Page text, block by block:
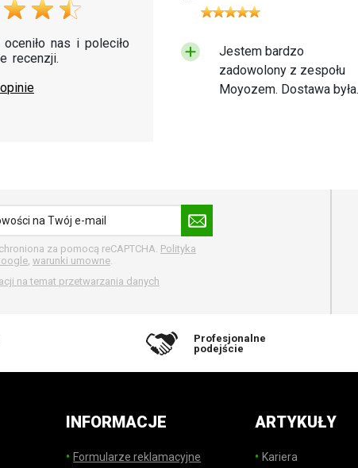
nas i poleciło
recenzji.
Jestem bardzo
zadowolony z zespołu
Moyozem. Dostawa była
było dość pogniecione i
lekko uszkodzone.
za pomocą reCAPTCHA. Polityka
, warunki umowne.
na temat przetwarzania danych
Profesjonalne
podejście
INFORMACJE
Formularze reklamacyjne
ARTYKUŁY
Kariera